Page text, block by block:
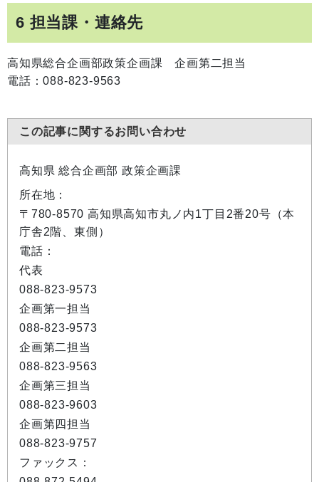
6 担当課・連絡先
高知県総合企画部政策企画課 企画第二担当
電話：088-823-9563
この記事に関するお問い合わせ
高知県 総合企画部 政策企画課
所在地：
〒780-8570 高知県高知市丸ノ内1丁目2番20号（本
庁舎2階、東側）
電話：
代表
088-823-9573
企画第一担当
088-823-9573
企画第二担当
088-823-9563
企画第三担当
088-823-9603
企画第四担当
088-823-9757
ファックス：